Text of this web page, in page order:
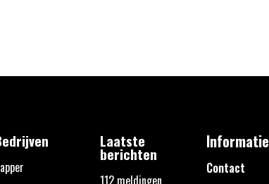
Laatste
berichten
Informatie
Contact